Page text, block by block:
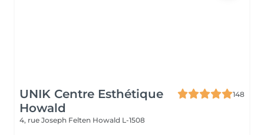
UNIK Centre Esthétique
Howald
148
4, rue Joseph Felten Howald L-1508